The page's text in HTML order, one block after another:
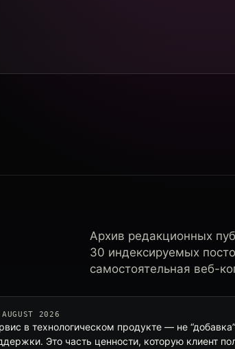
Архив редакционных
30 индексируемых
самостоятельная веб-
2026
в технологическом продукте — не
Это часть ценности, которую клиент